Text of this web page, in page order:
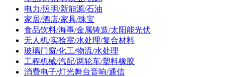
电力/照明/新能源/石油
家居/酒店/家具/珠宝
食品饮料/海事/金属铸造/太阳能光伏
无人机/实验室/水处理/复合材料
玻璃门窗/化工/物流/水处理
工程机械/汽配/两轮车/塑料橡胶
消费电子/灯光舞台音响/通信